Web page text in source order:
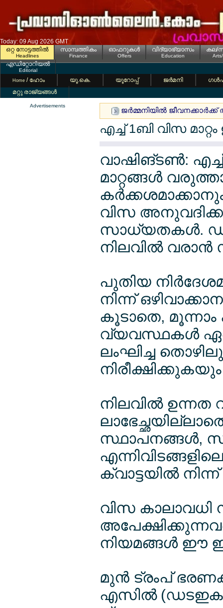
Today: 09 Aug 2026 GMT
ഒറ്റ നോട്ടത്തില്‍
Headlines
സാമ്പത്തികം
Finance
ഓഫറുകള്‍
Offers
വിദ്യാഭ്യാസം
Education
കല/
എഡിറ്റോറിയല്‍
Editorial
Home / ഹോം യൂ.കെ. യൂറോപ്പ് ജര്‍മനി
മറ്റു രാജ്യങ്ങള്‍
Advertisements
ജര്‍മ്മനിയില്‍
എച്ച് 1ബി വിസ
വാഷിങ്ടണ്‍:
മാറ്റങ്ങള്‍
വിസ
സാധ്യതകള്‍.
നിലവില്‍
പുതിയ
നിന്ന്
കൂടാതെ,
വ്യവസ്ഥകള്‍
ലംഘിച്ച
നിലവില്‍ ഉന്നത
സ്ഥാപനങ്ങള്‍,
ക്വാട്ടയില്‍
വിസ കാലാവധി
നിയമങ്ങള്‍ ഈ
മുന്‍ ട്രംപ്
എസില്‍ (ഡടഇകട)